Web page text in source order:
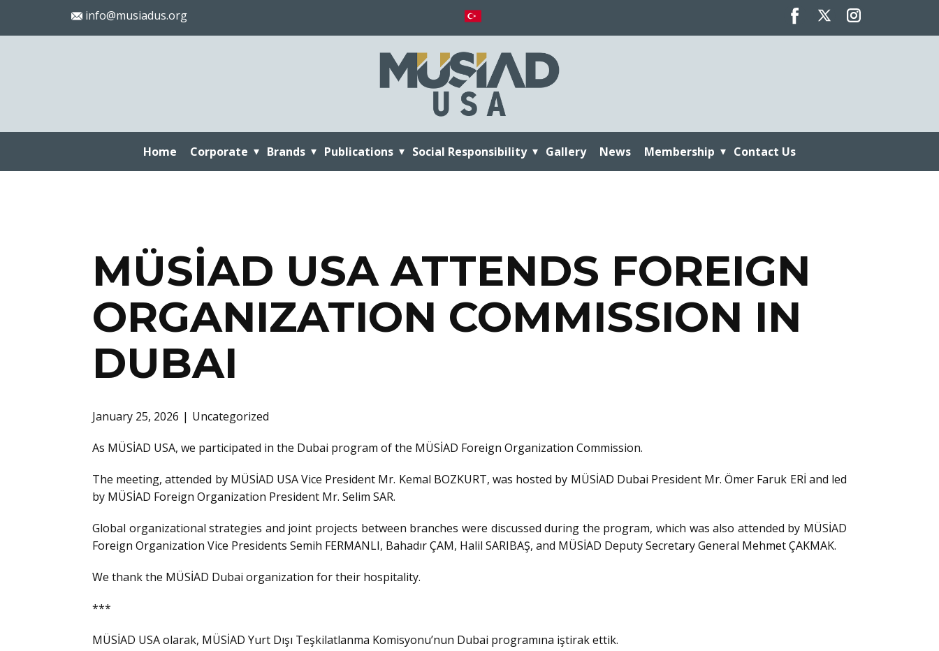
info@musiadus.org
Home Corporate Brands Publications Social Responsibility Gallery News Membership Contact Us
MÜSİAD USA ATTENDS FOREIGN
ORGANIZATION COMMISSION IN
DUBAI
January 25, 2026 Uncategorized
As MÜSİAD USA, we participated in the Dubai program of the MÜSİAD Foreign Organization Commission.
The meeting, attended by MÜSİAD USA Vice President Mr. Kemal BOZKURT, was hosted by MÜSİAD Dubai President Mr. Ömer Faruk ERİ and led
by MÜSİAD Foreign Organization President Mr. Selim SAR.
Global organizational strategies and joint projects between branches were discussed during the program, which was also attended by MÜSİAD
Foreign Organization Vice Presidents Semih FERMANLI, Bahadır ÇAM, Halil SARIBAŞ, and MÜSİAD Deputy Secretary General Mehmet ÇAKMAK.
We thank the MÜSİAD Dubai organization for their hospitality.
***
MÜSİAD USA olarak, MÜSİAD Yurt Dışı Teşkilatlanma Komisyonu’nun Dubai programına iştirak ettik.